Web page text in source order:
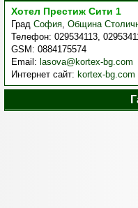
Хотел Престиж Сити 1
Град София, Община
Телефон: 029534113,
GSM: 0884175574
Email: lasova@kortex-bg.com
Интернет сайт: kortex-bg.com